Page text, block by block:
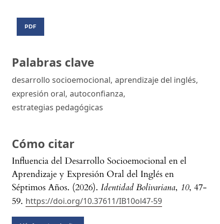
Palabras clave
desarrollo socioemocional, aprendizaje del inglés,
expresión oral, autoconfianza,
estrategias pedagógicas
Cómo citar
Influencia del Desarrollo Socioemocional en el
Aprendizaje y Expresión Oral del Inglés en
Séptimos Años. (2026). Identidad Bolivariana, 10, 47-
59. https://doi.org/10.37611/IB10ol47-59
PDF